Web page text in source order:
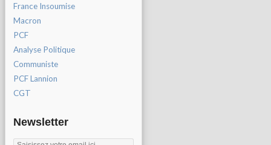
France Insoumise
Macron
PCF
Analyse Politique
Communiste
PCF Lannion
CGT
Newsletter